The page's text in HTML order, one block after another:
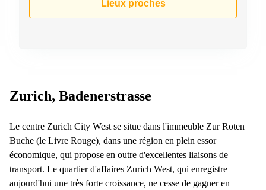
Meyrin
Route
de
7 Nyon
Z. A.
La
1
Rolle
Lieux proches
Zurich, Badenerstrasse
Le centre Zurich City West se situe dans l'immeuble Zur Roten
Buche (le Livre Rouge), dans une région en plein essor
économique, qui propose en outre d'excellentes liaisons de
transport. Le quartier d'affaires Zurich West, qui enregistre
aujourd'hui une très forte croissance, ne cesse de gagner en